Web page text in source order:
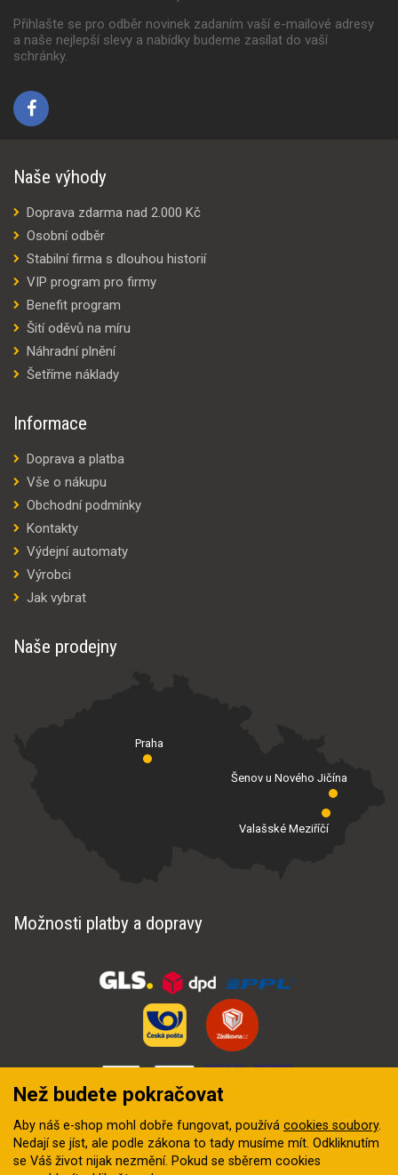
Přihlašte se pro odběr novinek zadaním vaší e-mailové adresy
a naše nejlepší slevy a nabídky budeme zasílat do vaší
schránky.
Naše výhody
Doprava zdarma nad 2.000 Kč
Osobní odběr
Stabilní firma s dlouhou historií
VIP program pro firmy
Benefit program
Šití oděvů na míru
Náhradní plnění
Šetříme náklady
Informace
Doprava a platba
Vše o nákupu
Obchodní podmínky
Kontakty
Výdejní automaty
Výrobci
Jak vybrat
Naše prodejny
Praha
Valašské Meziříčí
Šenov u Nového Jičína
Možnosti platby a dopravy
Než budete pokračovat
Aby náš e-shop mohl dobře fungovat, používá cookies soubory.
Nedají se jíst, ale podle zákona to tady musíme mít. Odkliknutím
se Váš život nijak nezmění. Pokud se sběrem cookies